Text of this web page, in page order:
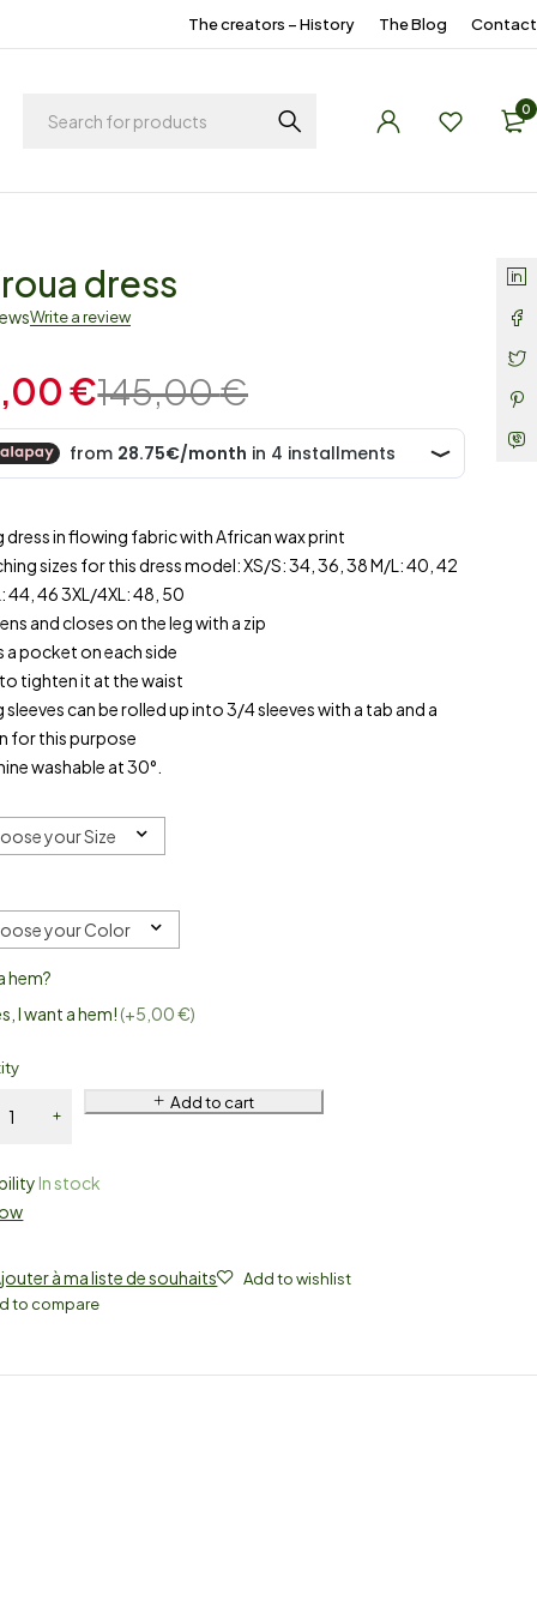
The creators – History The Blog Contact
0
dress
Write a review
145,00€
€
dress in flowing fabric with African wax print
sizes for this dress model: XS/S: 34, 36, 38 M/L: 40, 42
44, 46 3XL/4XL: 48, 50
and closes on the leg with a zip
a pocket on each side
tighten it at the waist
sleeves can be rolled up into 3/4 sleeves with a tab and a
for this purpose
washable at 30°.
your Size
your Color
hem?
I want a hem!(+5,00 €)
Add to cart
In stock
à ma liste de souhaits